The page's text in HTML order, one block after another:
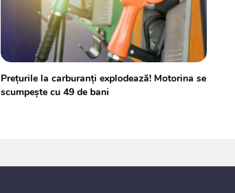
Prețurile la carburanți explodează! Motorina se
scumpește cu 49 de bani